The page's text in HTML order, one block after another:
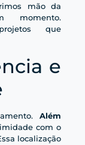
mão da
momento.
que
e
Além
com o
localização